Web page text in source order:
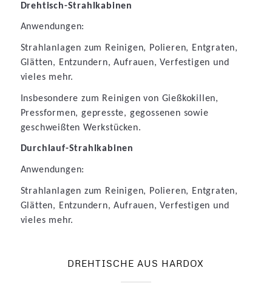
Drehtisch-Strahlkabinen
Anwendungen:
Strahlanlagen zum Reinigen, Polieren, Entgraten,
Glätten, Entzundern, Aufrauen, Verfestigen und
vieles mehr.
Insbesondere zum Reinigen von Gießkokillen,
Pressformen, gepresste, gegossenen sowie
geschweißten Werkstücken.
Durchlauf-Strahlkabinen
Anwendungen:
Strahlanlagen zum Reinigen, Polieren, Entgraten,
Glätten, Entzundern, Aufrauen, Verfestigen und
vieles mehr.
DREHTISCHE AUS HARDOX